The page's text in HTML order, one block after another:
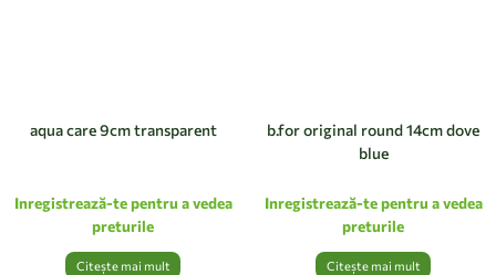
aqua care 9cm transparent
Inregistrează-te pentru a vedea
preturile
Citește mai mult
b.for original round 14cm dove
blue
Inregistrează-te pentru a vedea
preturile
Citește mai mult